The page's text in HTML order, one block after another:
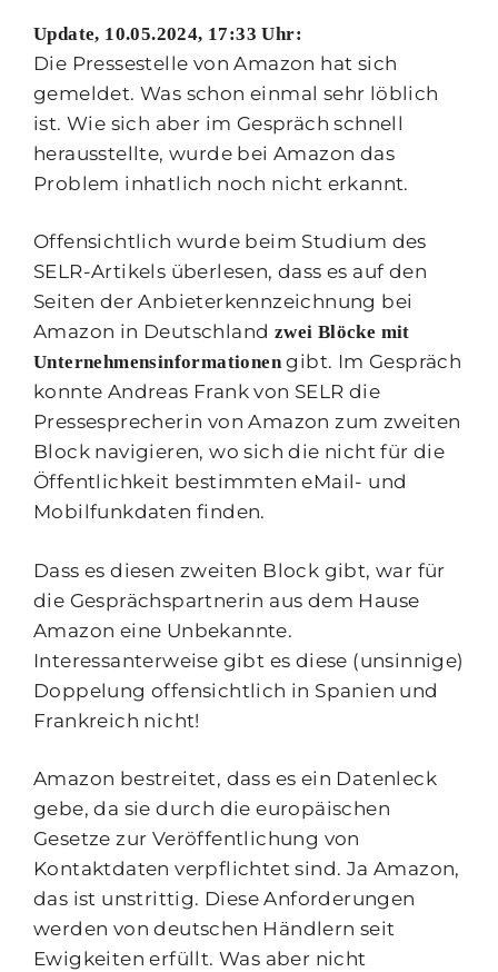
Update, 10.05.2024, 17:33 Uhr:
Die Pressestelle von Amazon hat sich
gemeldet. Was schon einmal sehr löblich
ist. Wie sich aber im Gespräch schnell
herausstellte, wurde bei Amazon das
Problem inhatlich noch nicht erkannt.
Offensichtlich wurde beim Studium des
SELR-Artikels überlesen, dass es auf den
Seiten der Anbieterkennzeichnung bei
Amazon in Deutschland zwei Blöcke mit
Unternehmensinformationengibt. Im Gespräch
konnte Andreas Frank von SELR die
Pressesprecherin von Amazon zum zweiten
Block navigieren, wo sich die nicht für die
Öffentlichkeit bestimmten eMail- und
Mobilfunkdaten finden.
Dass es diesen zweiten Block gibt, war für
die Gesprächspartnerin aus dem Hause
Amazon eine Unbekannte.
Interessanterweise gibt es diese (unsinnige)
Doppelung offensichtlich in Spanien und
Frankreich nicht!
Amazon bestreitet, dass es ein Datenleck
gebe, da sie durch die europäischen
Gesetze zur Veröffentlichung von
Kontaktdaten verpflichtet sind. Ja Amazon,
das ist unstrittig. Diese Anforderungen
werden von deutschen Händlern seit
Ewigkeiten erfüllt. Was aber nicht